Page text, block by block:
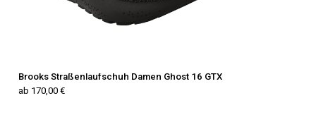
Brooks Straßenlaufschuh Damen Ghost 16 GTX
ab 170,00 €